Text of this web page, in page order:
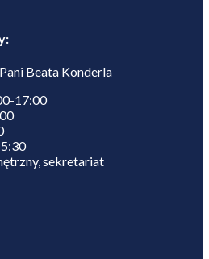
Beata Konderla
17:00
sekretariat